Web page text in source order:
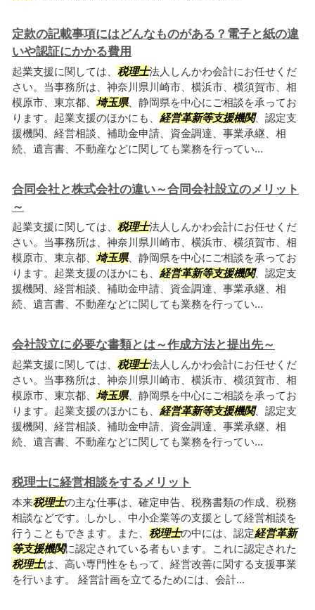
定款の記載事項にはどんなものがある？電子と紙の違
いや認証にかかる費用
起業支援に関しては、 税理士法人しんかわ会計にお任せくだ
さい。当事務所は、神奈川県川崎市、横浜市、横須賀市、相
模原市、東京都、 埼玉県、静岡県を中心にご相談を承ってお
ります。起業支援のほかにも、 経営革新等支援機関、認定支
援機関、経営相談、補助金申請、資金調達、事業承継、相
続、遺言書、不動産などに関しても業務を行ってい...
合同会社と株式会社の違い～合同会社設立のメリット
～
起業支援に関しては、 税理士法人しんかわ会計にお任せくだ
さい。当事務所は、神奈川県川崎市、横浜市、横須賀市、相
模原市、東京都、 埼玉県、静岡県を中心にご相談を承ってお
ります。起業支援のほかにも、 経営革新等支援機関、認定支
援機関、経営相談、補助金申請、資金調達、事業承継、相
続、遺言書、不動産などに関しても業務を行ってい...
会社設立に必要な書類とは～作成方法と提出先～
起業支援に関しては、 税理士法人しんかわ会計にお任せくだ
さい。当事務所は、神奈川県川崎市、横浜市、横須賀市、相
模原市、東京都、 埼玉県、静岡県を中心にご相談を承ってお
ります。起業支援のほかにも、 経営革新等支援機関、認定支
援機関、経営相談、補助金申請、資金調達、事業承継、相
続、遺言書、不動産などに関しても業務を行ってい...
税理士に経営相談をするメリット
本来税理士の主な仕事は、確定申告、税務書類の作成、税務
相談などです。しかし、中小企業等の支援として経営相談を
行うこともできます。また、 税理士の中には、認定経営革新
等支援機関に認定されている者もいます。これに認定された
税理士は、高い専門性をもって、経営改善に関する支援事業
を行います。 経営計画を立てるためには、会計...